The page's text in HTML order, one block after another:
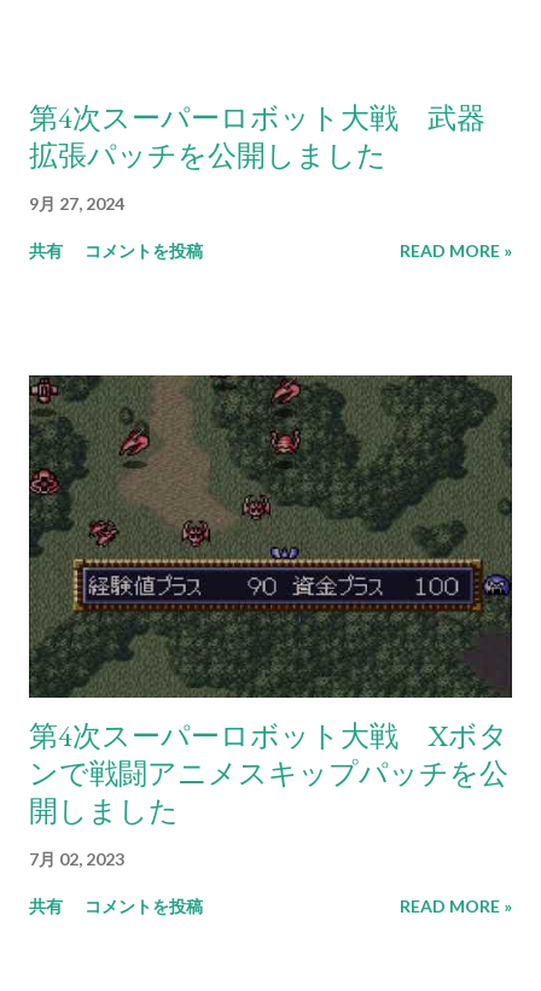
第4次スーパーロボット大戦 武器
拡張パッチを公開しました
9月 27, 2024
共有 コメントを投稿 READ MORE »
第4次スーパーロボット大戦 Xボタ
ンで戦闘アニメスキップパッチを公
開しました
7月 02, 2023
共有 コメントを投稿 READ MORE »